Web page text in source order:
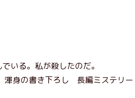
いる。私が殺したのだ。
身の書き下ろし 長編ミステリー